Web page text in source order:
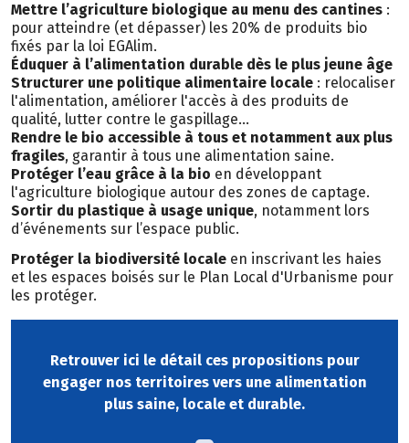
Mettre l’agriculture biologique au menu des cantines :
pour atteindre (et dépasser) les 20% de produits bio
fixés par la loi EGAlim.
Éduquer à l’alimentation durable dès le plus jeune âge
Structurer une politique alimentaire locale : relocaliser
l'alimentation, améliorer l'accès à des produits de
qualité, lutter contre le gaspillage…
Rendre le bio accessible à tous et notamment aux plus
fragiles, garantir à tous une alimentation saine.
Protéger l’eau grâce à la bio en développant
l'agriculture biologique autour des zones de captage.
Sortir du plastique à usage unique, notamment lors
d’événements sur l’espace public.
Protéger la biodiversité locale en inscrivant les haies
et les espaces boisés sur le Plan Local d'Urbanisme pour
les protéger.
Retrouver ici le détail ces propositions pour
engager nos territoires vers une alimentation
plus saine, locale et durable.